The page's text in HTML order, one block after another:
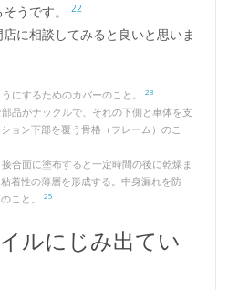
そうです。22
に相談してみると良いと思いま
にするためのカバーのこと。23
品がナックルで、それの下側と車体を支
ョン下部を覆う骨格（フレーム）のこ
合面に塗布すると一定時間の後に乾燥ま
着性の薄層を形成する。中身漏れを防
のこと。25
ルにじみ出てい